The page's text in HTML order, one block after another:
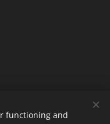
Cookies
functioning and